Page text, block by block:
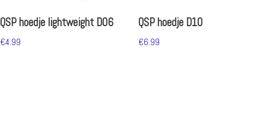
QSP hoedje lightweight D06
€4.99
QSP hoedje D10
€6.99